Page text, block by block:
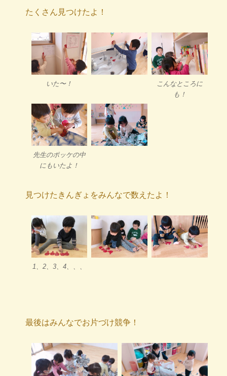
たくさん見つけたよ！
いた〜！
こんなところに
も！
先生のポッケの中
にもいたよ！
見つけたきんぎょをみんなで数えたよ！
1、2、3、4、、、
最後はみんなでお片づけ競争！